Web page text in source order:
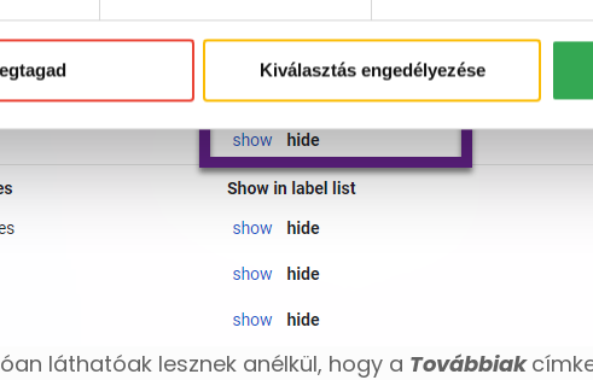
Kiválasztás engedélyezése
láthatóak lesznek anélkül, hogy a Továbbiak